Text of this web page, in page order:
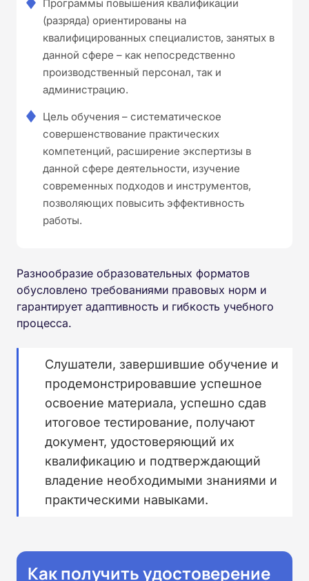
Программы повышения квалификации
(разряда) ориентированы на
квалифицированных специалистов, занятых в
данной сфере – как непосредственно
производственный персонал, так и
администрацию.
Цель обучения – систематическое
совершенствование практических
компетенций, расширение экспертизы в
данной сфере деятельности, изучение
современных подходов и инструментов,
позволяющих повысить эффективность
работы.
Разнообразие образовательных форматов
обусловлено требованиями правовых норм и
гарантирует адаптивность и гибкость учебного
процесса.
Слушатели, завершившие обучение и
продемонстрировавшие успешное
освоение материала, успешно сдав
итоговое тестирование, получают
документ, удостоверяющий их
квалификацию и подтверждающий
владение необходимыми знаниями и
практическими навыками.
Как получить удостоверение